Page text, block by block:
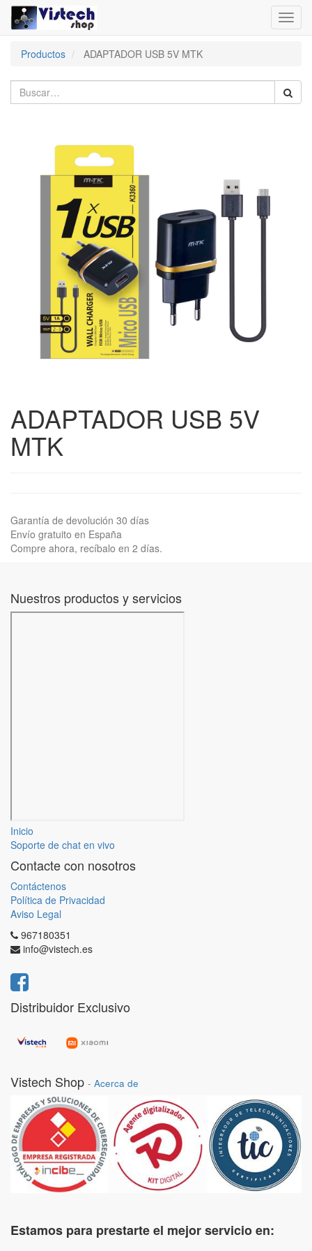
Productos
ADAPTADOR USB 5V MTK
ADAPTADOR USB 5V
MTK
Garantía de devolución 30 días
Envío gratuito en España
Compre ahora, recíbalo en 2 días.
Nuestros productos y servicios
Inicio
Soporte de chat en vivo
Contacte con nosotros
Contáctenos
Política de Privacidad
Aviso Legal
967180351
info@vistech.es
Distribuidor Exclusivo
Vistech Shop - Acerca de
Estamos para prestarte el mejor servicio en: